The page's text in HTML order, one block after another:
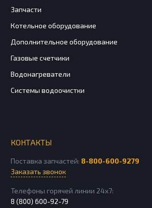
Запчасти
Котельное оборудование
Дополнительное оборудование
Газовые счетчики
Водонагреватели
Системы водоочистки
КОНТАКТЫ
Поставка запчастей: 8-800-600-9279
Заказать звонок
Телефоны горячей линии 24х7:
8 (800) 600-92-79